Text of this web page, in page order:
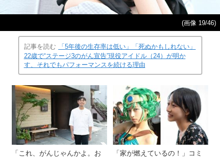
(画像 19/46)
記事を読む
「5年後の生存率は低い」「死ぬかもしれない」
22歳で“ステージ3のがん宣告”現役アイドル（24）が明か
す、それでもパフォーマンスを続ける理由
「これ、がんじゃんかよ。お
「家が燃えているの！」コミ